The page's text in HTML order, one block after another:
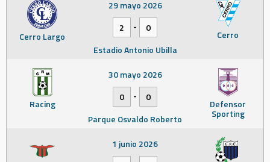
Cerro Largo Cerro
29 mayo 2026
2
-
0
Estadio Antonio Ubilla
Racing Defensor
Sporting
30 mayo 2026
0
-
0
Parque Osvaldo Roberto
1 junio 2026